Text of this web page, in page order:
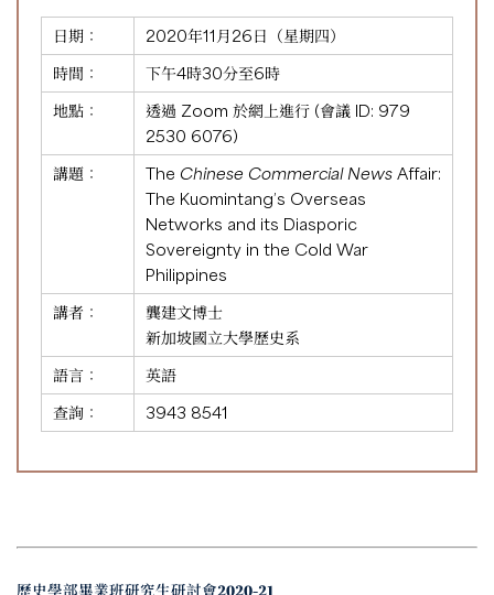
日期：
2020年11月26日（星期四）
時間：
下午4時30分至6時
地點：
透過 Zoom 於網上進行 (會議 ID: 979
2530 6076)
講題：
The Chinese Commercial News Affair:
The Kuomintang’s Overseas
Networks and its Diasporic
Sovereignty in the Cold War
Philippines
講者：
龔建文博士
新加坡國立大學歷史系
語言：
英語
查詢：
3943 8541